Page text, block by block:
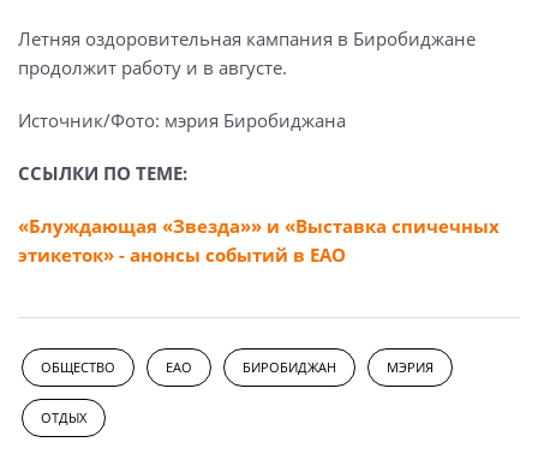
Летняя оздоровительная кампания в Биробиджане
продолжит работу и в августе.
Источник/Фото: мэрия Биробиджана
ССЫЛКИ ПО ТЕМЕ:
«Блуждающая «Звезда»» и «Выставка спичечных
этикеток» - анонсы событий в ЕАО
ОБЩЕСТВО ЕАО БИРОБИДЖАН МЭРИЯ
ОТДЫХ